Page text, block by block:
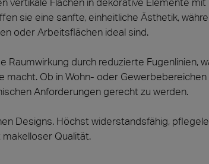
sie eine sanfte, einheitliche Ästhetik,
oder Arbeitsflächen ideal sind.
durch reduzierte Fugenlinien,
macht. Ob in Wohn- oder Gewerbebereichen
Anforderungen gerecht zu werden.
Designs. Höchst widerstandsfähig,
Qualität.